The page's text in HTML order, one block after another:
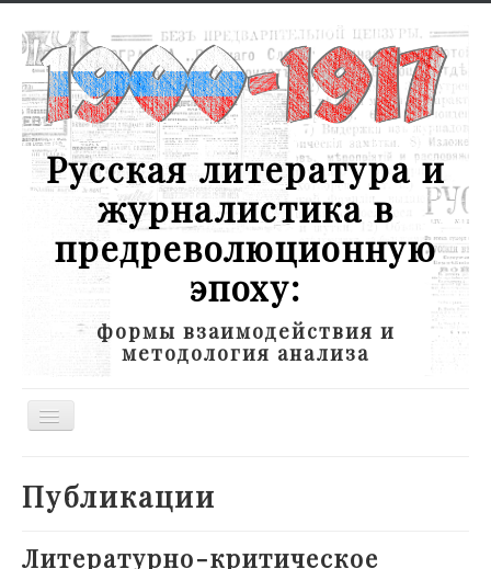
Русская литература и
журналистика в
предреволюционную
эпоху:
формы взаимодействия и
методология анализа
Toggle
О проекте
Публикации
Литературно-критическое